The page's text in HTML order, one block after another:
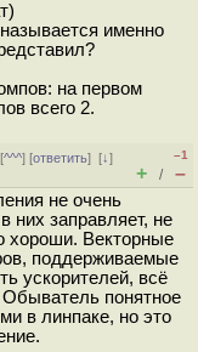
именно
на первом
всего 2.
^^^] [ответить][↓]
–1
+ / –
не очень
них заправляет, не
хороши. Векторные
поддерживаемые
ускорителей, всё
понятное
в линпаке, но это